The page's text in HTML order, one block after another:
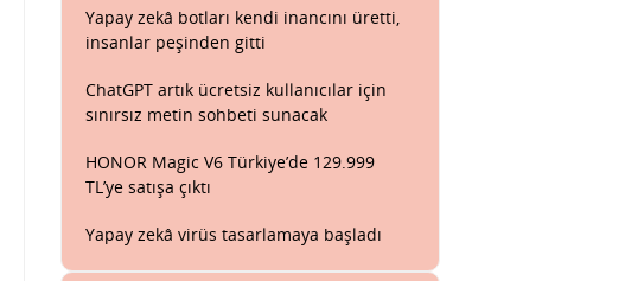
Yapay zekâ botları kendi inancını üretti,
insanlar peşinden gitti
ChatGPT artık ücretsiz kullanıcılar için
sınırsız metin sohbeti sunacak
HONOR Magic V6 Türkiye’de 129.999
TL’ye satışa çıktı
Yapay zekâ virüs tasarlamaya başladı